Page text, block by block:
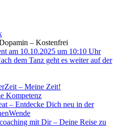
– Kostenfrei
am 10.10.2025 um 10:10 Uhr
dem Tanz geht es weiter auf der
– Meine Zeit!
Kompetenz
– Entdecke Dich neu in der
mit Dir – Deine Reise zu